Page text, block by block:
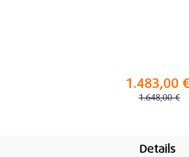
1.483,00 €
Regulärer
1.648,00 €
Details